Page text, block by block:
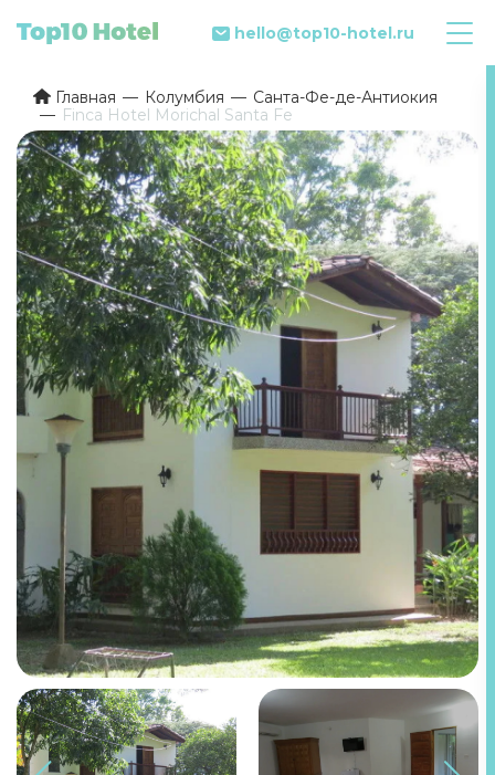
hello@top10-hotel.ru
Главная Колумбия
Санта-Фе-де-Антиокия
Finca Hotel Morichal Santa Fe